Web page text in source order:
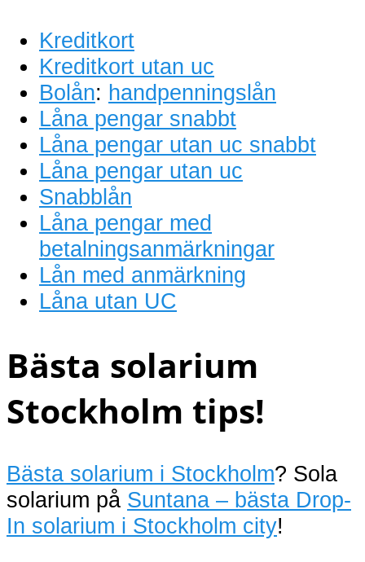
Kreditkort
Kreditkort utan uc
Bolån: handpenningslån
Låna pengar snabbt
Låna pengar utan uc snabbt
Låna pengar utan uc
Snabblån
Låna pengar med
betalningsanmärkningar
Lån med anmärkning
Låna utan UC
Bästa solarium
Stockholm tips!
Bästa solarium i Stockholm? Sola
solarium på Suntana – bästa Drop-
In solarium i Stockholm city!